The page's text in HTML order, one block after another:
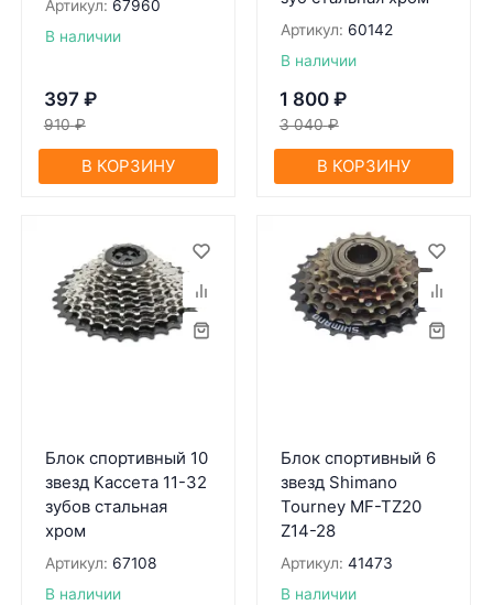
Артикул: 67960
В наличии
397 ₽
910 ₽
В КОРЗИНУ
Артикул: 60142
В наличии
1 800 ₽
3 040 ₽
В КОРЗИНУ
Блок спортивный 10
звезд Кассета 11-32
зубов стальная
хром
Артикул: 67108
В наличии
Блок спортивный 6
звезд Shimano
Tourney MF-TZ20
Z14-28
Артикул: 41473
В наличии